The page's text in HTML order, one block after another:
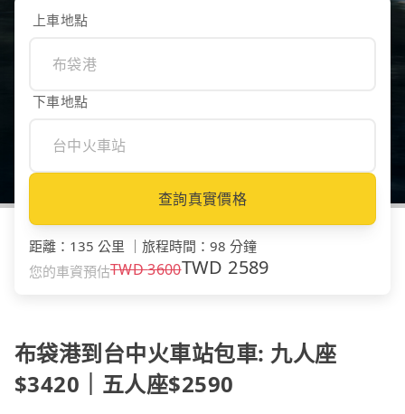
上車地點
下車地點
查詢真實價格
距離 ： 135 公里 旅程時間 ： 98 分鐘
您的車資預估TWD3600TWD 2589
布袋港到台中火車站包車: 九人座
$3420｜五人座$2590